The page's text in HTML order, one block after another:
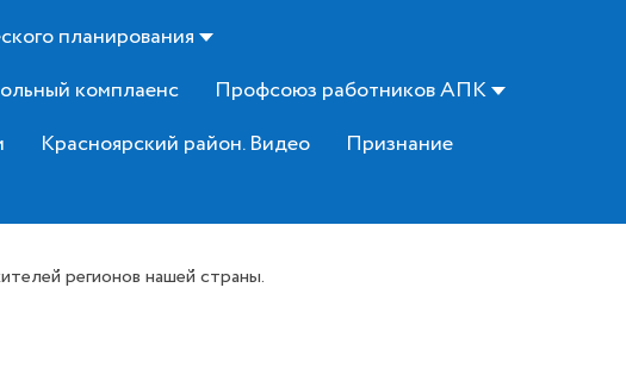
планирования
комплаенс
Профсоюз работников АПК
Красноярский район. Видео
Признание
регионов нашей страны.